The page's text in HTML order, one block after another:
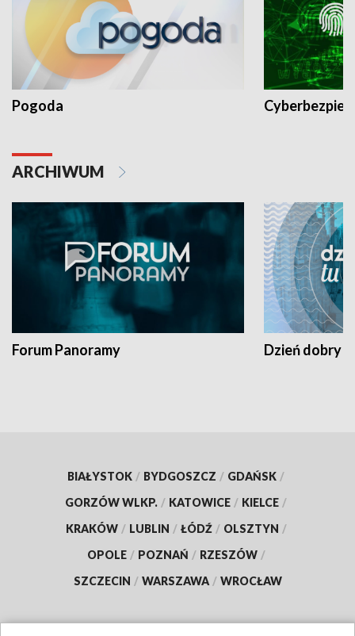
Pogoda
ARCHIWUM
Forum Panoramy Dzień dobry
BIAŁYSTOK / BYDGOSZCZ / GDAŃSK /
GORZÓW WLKP. / KATOWICE / KIELCE /
KRAKÓW / LUBLIN / ŁÓDŹ / OLSZTYN /
OPOLE / POZNAŃ / RZESZÓW /
SZCZECIN / WARSZAWA / WROCŁAW